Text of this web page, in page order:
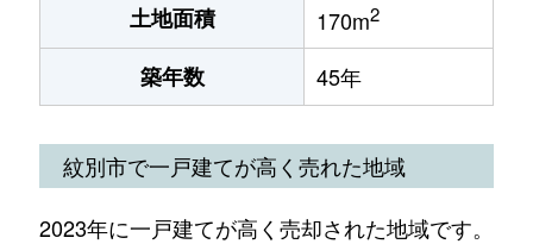
土地面積 170m2
築年数 45年
紋別市で一戸建てが高く売れた地域
2023年に一戸建てが高く売却された地域です。